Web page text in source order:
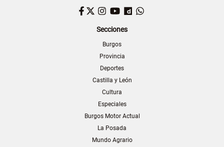
Facebook
TwitterInstagram
YouTubeDailymotion
Secciones
Burgos
Provincia
Deportes
Castilla y León
Cultura
Especiales
Burgos Motor Actual
La Posada
Mundo Agrario